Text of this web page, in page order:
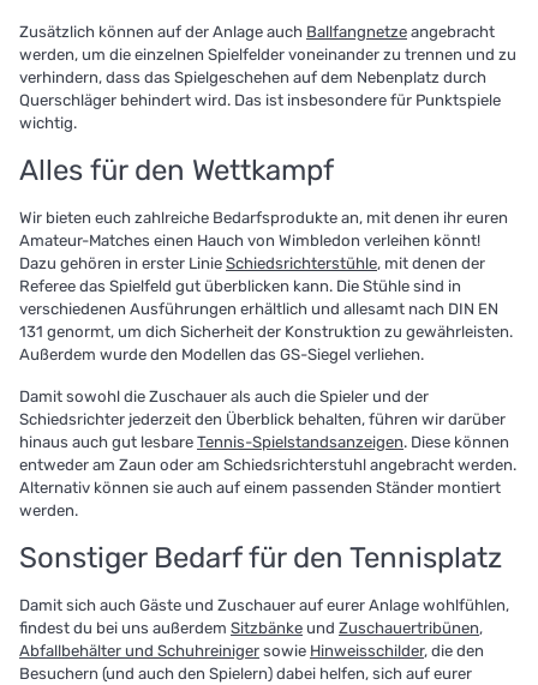
Zusätzlich können auf der Anlage auch Ballfangnetze angebracht
werden, um die einzelnen Spielfelder voneinander zu trennen und zu
verhindern, dass das Spielgeschehen auf dem Nebenplatz durch
Querschläger behindert wird. Das ist insbesondere für Punktspiele
wichtig.
Alles für den Wettkampf
Wir bieten euch zahlreiche Bedarfsprodukte an, mit denen ihr euren
Amateur-Matches einen Hauch von Wimbledon verleihen könnt!
Dazu gehören in erster Linie Schiedsrichterstühle, mit denen der
Referee das Spielfeld gut überblicken kann. Die Stühle sind in
verschiedenen Ausführungen erhältlich und allesamt nach DIN EN
131 genormt, um dich Sicherheit der Konstruktion zu gewährleisten.
Außerdem wurde den Modellen das GS-Siegel verliehen.
Damit sowohl die Zuschauer als auch die Spieler und der
Schiedsrichter jederzeit den Überblick behalten, führen wir darüber
hinaus auch gut lesbare Tennis-Spielstandsanzeigen. Diese können
entweder am Zaun oder am Schiedsrichterstuhl angebracht werden.
Alternativ können sie auch auf einem passenden Ständer montiert
werden.
Sonstiger Bedarf für den Tennisplatz
Damit sich auch Gäste und Zuschauer auf eurer Anlage wohlfühlen,
findest du bei uns außerdem Sitzbänke und Zuschauertribünen,
Abfallbehälter und Schuhreiniger sowie Hinweisschilder, die den
Besuchern (und auch den Spielern) dabei helfen, sich auf eurer